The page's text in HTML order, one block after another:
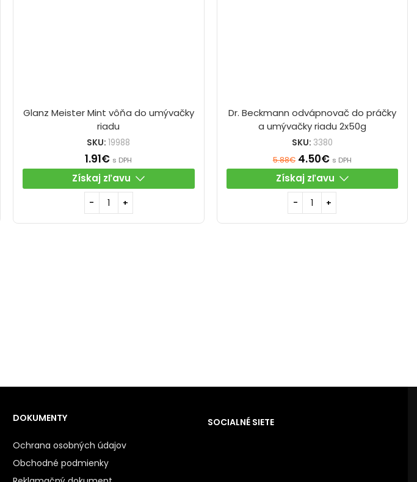
Glanz Meister Mint vôňa do umývačky
riadu
SKU:19988
1.91€ s DPH
Získaj zľavu
Dr. Beckmann odvápnovač do práčky
a umývačky riadu 2x50g
SKU: 3380
5.88€ 4.50€ s DPH
Získaj zľavu
DOKUMENTY
Ochrana osobných údajov
Obchodné podmienky
SOCIALNÉ SIETE